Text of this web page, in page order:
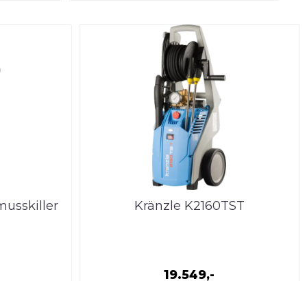
Kränzle K2160TST
19.549,-